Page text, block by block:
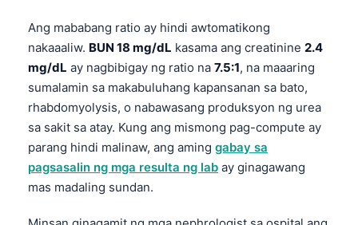
Ang mababang ratio ay hindi awtomatikong
nakaaaliw. BUN 18 mg/dL kasama ang creatinine 2.4
mg/dL ay nagbibigay ng ratio na 7.5:1, na maaaring
sumalamin sa makabuluhang kapansanan sa bato,
rhabdomyolysis, o nabawasang produksyon ng urea
sa sakit sa atay. Kung ang mismong pag-compute ay
parang hindi malinaw, ang aming gabay sa
pagsasalin ng mga resulta ng lab ay ginagawang
mas madaling sundan.
Čeština
ქართული
Русский
Lietuvių kalba
Polski
한국어